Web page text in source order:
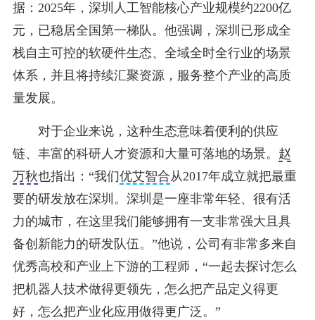
据：2025年，深圳人工智能核心产业规模约2200亿
元，已稳居全国第一梯队。他强调，深圳已形成全
栈自主可控的软硬件生态、全域全时全行业的场景
体系，并且将持续汇聚资源，服务整个产业的高质
量发展。
对于企业来说，这种生态意味着便利的供应
链、丰富的科研人才资源和大量可落地的场景。 赵
万秋也指出：“我们优艾智合从2017年成立就把最重
要的研发放在深圳。深圳是一座非常年轻、很有活
力的城市，在这里我们能够拥有一支非常强大且具
备创新能力的研发队伍。”他说，公司有非常多来自
优秀高校和产业上下游的工程师，“一起去探讨怎么
把机器人技术做得更领先，怎么把产品定义得更
好，怎么把产业化应用做得更广泛。”